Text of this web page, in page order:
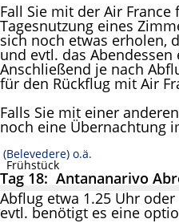
Fall Sie mit der Air
Tagesnutzung eines
sich noch etwas erholen,
und evtl. das
Anschließend je nach
für den Rückflug mit Air
Falls Sie mit einer
noch eine Übernachtung
(Belevedere) o.ä.
Frühstück
Tag 18: Antananarivo
Abflug etwa 1.25 Uhr
evtl. benötigt es eine